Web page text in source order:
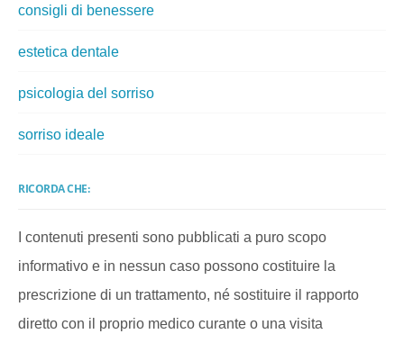
consigli di benessere
estetica dentale
psicologia del sorriso
sorriso ideale
RICORDA CHE:
I contenuti presenti sono pubblicati a puro scopo
informativo e in nessun caso possono costituire la
prescrizione di un trattamento, né sostituire il rapporto
diretto con il proprio medico curante o una visita